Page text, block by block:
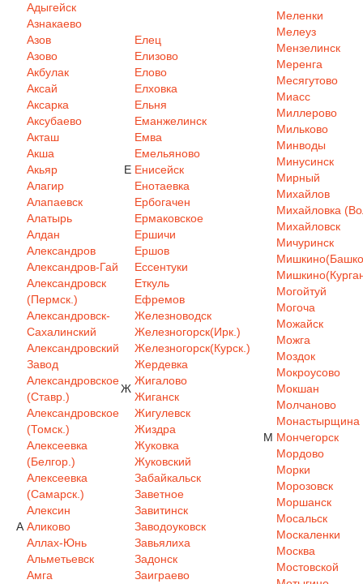
А
Адыгейск
Азнакаево
Азов
Азово
Акбулак
Аксай
Аксарка
Аксубаево
Акташ
Акша
Акьяр
Алагир
Алапаевск
Алатырь
Алдан
Александров
Александров-Гай
Александровск
(Пермск.)
Александровск-
Сахалинский
Александровский
Завод
Александровское
(Ставр.)
Александровское
(Томск.)
Алексеевка
(Белгор.)
Алексеевка
(Самарск.)
Алексин
Аликово
Аллах-Юнь
Альметьевск
Амга
Е
Елец
Елизово
Елово
Елховка
Ельня
Еманжелинск
Емва
Емельяново
Енисейск
Енотаевка
Ербогачен
Ермаковское
Ершичи
Ершов
Ессентуки
Еткуль
Ефремов
Ж
Железноводск
Железногорск(Ирк.)
Железногорск(Курск.)
Жердевка
Жигалово
Жиганск
Жигулевск
Жиздра
Жуковка
Жуковский
Забайкальск
Заветное
Завитинск
Заводоуковск
Завьялиха
Задонск
Заиграево
М
Меленки
Мелеуз
Мензелинск
Меренга
Месягутово
Миасс
Миллерово
Мильково
Минводы
Минусинск
Мирный
Михайлов
Михайловка
Михайловск
Мичуринск
Могойтуй
Могоча
Можайск
Можга
Моздок
Мокроусово
Мокшан
Молчаново
Монастырщина
Мончегорск
Мордово
Морки
Морозовск
Моршанск
Мосальск
Москаленки
Москва
Мостовской